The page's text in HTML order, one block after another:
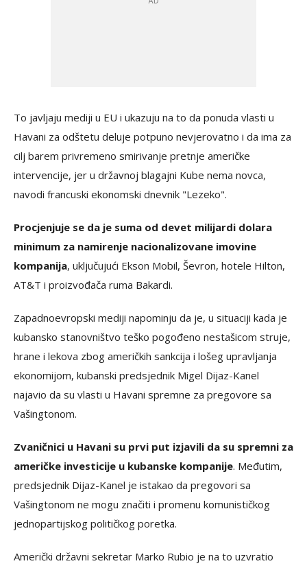
To javljaju mediji u EU i ukazuju na to da ponuda vlasti u
Havani za odštetu deluje potpuno nevjerovatno i da ima za
cilj barem privremeno smirivanje pretnje američke
intervencije, jer u državnoj blagajni Kube nema novca,
navodi francuski ekonomski dnevnik "Lezeko".
Procjenjuje se da je suma od devet milijardi dolara
minimum za namirenje nacionalizovane imovine
kompanija, uključujući Ekson Mobil, Ševron, hotele Hilton,
AT&T i proizvođača ruma Bakardi.
Zapadnoevropski mediji napominju da je, u situaciji kada je
kubansko stanovništvo teško pogođeno nestašicom struje,
hrane i lekova zbog američkih sankcija i lošeg upravljanja
ekonomijom, kubanski predsjednik Migel Dijaz-Kanel
najavio da su vlasti u Havani spremne za pregovore sa
Vašingtonom.
Zvaničnici u Havani su prvi put izjavili da su spremni za
američke investicije u kubanske kompanije. Međutim,
predsjednik Dijaz-Kanel je istakao da pregovori sa
Vašingtonom ne mogu značiti i promenu komunističkog
jednopartijskog političkog poretka.
Američki državni sekretar Marko Rubio je na to uzvratio